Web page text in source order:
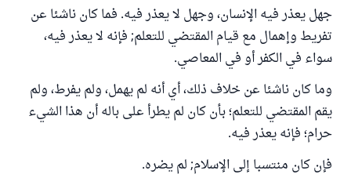
جهل يعذر فيه الإنسان، وجهل لا يعذر فيه. فما كان ناشئا عن
تفريط وإهمال مع قيام المقتضي للتعلم; فإنه لا يعذر فيه،
سواء في الكفر أو في المعاصي.
وما كان ناشئا عن خلاف ذلك، أي أنه لم يهمل، ولم يفرط، ولم
يقم المقتضي للتعلم؛ بأن كان لم يطرأ على باله أن هذا الشيء
حرام؛ فإنه يعذر فيه.
فإن كان منتسبا إلى الإسلام; لم يضره.